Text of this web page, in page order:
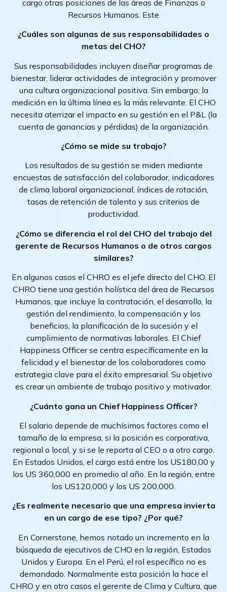
cargo otras posiciones de las áreas de Finanzas o
Recursos Humanos. Este
¿Cuáles son algunas de sus responsabilidades o
metas del CHO?
Sus responsabilidades incluyen diseñar programas de
bienestar, liderar actividades de integración y promover
una cultura organizacional positiva. Sin embargo, la
medición en la última línea es la más relevante. El CHO
necesita aterrizar el impacto en su gestión en el P&L (la
cuenta de ganancias y pérdidas) de la organización.
¿Cómo se mide su trabajo?
Los resultados de su gestión se miden mediante
encuestas de satisfacción del colaborador, indicadores
de clima laboral organizacional, índices de rotación,
tasas de retención de talento y sus criterios de
productividad.
¿Cómo se diferencia el rol del CHO del trabajo del
gerente de Recursos Humanos o de otros cargos
similares?
En algunos casos el CHRO es el jefe directo del CHO. El
CHRO tiene una gestión holística del área de Recursos
Humanos, que incluye la contratación, el desarrollo, la
gestión del rendimiento, la compensación y los
beneficios, la planificación de la sucesión y el
cumplimiento de normativas laborales. El Chief
Happiness Officer se centra específicamente en la
felicidad y el bienestar de los colaboradores como
estrategia clave para el éxito empresarial. Su objetivo
es crear un ambiente de trabajo positivo y motivador.
¿Cuánto gana un Chief Happiness Officer?
El salario depende de muchísimos factores como el
tamaño de la empresa, si la posición es corporativa,
regional o local, y si se le reporta al CEO o a otro cargo.
En Estados Unidos, el cargo está entre los US180,00 y
los US 360,000 en promedio al año. En la región, entre
los US120,000 y los US 200,000.
¿Es realmente necesario que una empresa invierta
en un cargo de ese tipo? ¿Por qué?
En Cornerstone, hemos notado un incremento en la
búsqueda de ejecutivos de CHO en la región, Estados
Unidos y Europa. En el Perú, el rol específico no es
demandado. Normalmente esta posición la hace el
CHRO y en otro casos el gerente de Clima y Cultura, que